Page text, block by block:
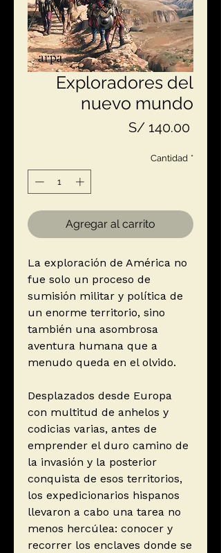
Exploradores del
nuevo mundo
S/ 140.00Precio
Cantidad *
Agregar al carrito
La exploración de América no
fue solo un proceso de
sumisión militar y política de
un enorme territorio, sino
también una asombrosa
aventura humana que a
menudo queda en el olvido.
Desplazados desde Europa
con multitud de anhelos y
codicias varias, antes de
emprender el duro camino de
la invasión y la posterior
conquista de esos territorios,
los expedicionarios hispanos
llevaron a cabo una tarea no
menos hercúlea: conocer y
recorrer los enclaves donde se